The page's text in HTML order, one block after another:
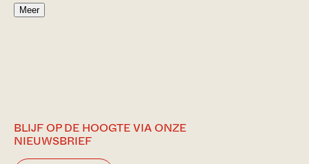
Meer
BLIJF OP DE HOOGTE VIA ONZE
NIEUWSBRIEF